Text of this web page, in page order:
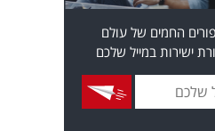
החמים של עולם
ישירות במייל שלכם